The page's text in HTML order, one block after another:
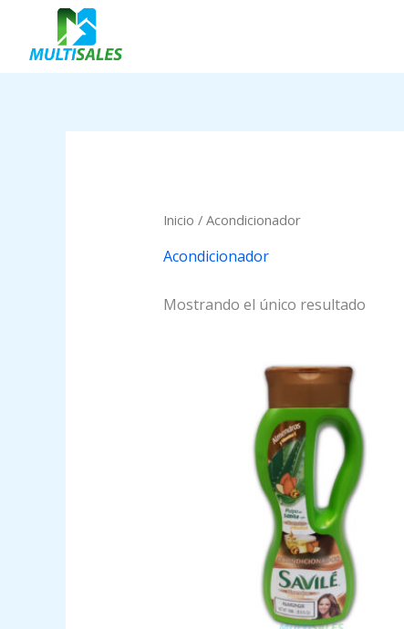
contenido
Inicio / Acondicionador
Acondicionador
Mostrando el único resultado